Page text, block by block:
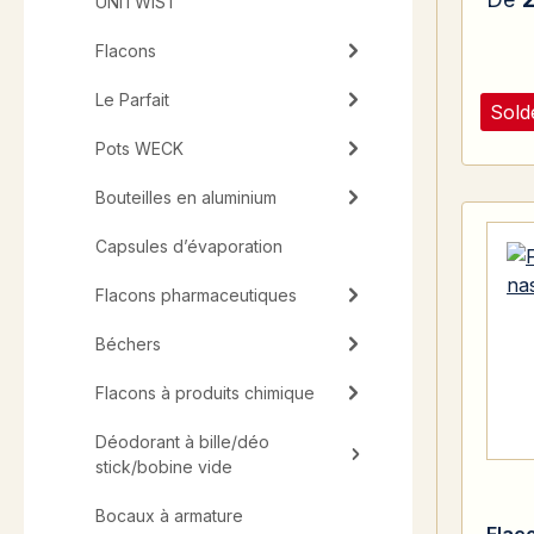
Flacons
Le Parfait
Pots WECK
Bouteilles en aluminium
Capsules d’évaporation
Flacons pharmaceutiques
Béchers
Flacons à produits chimique
Déodorant à bille/déo
stick/bobine vide
Bocaux à armature